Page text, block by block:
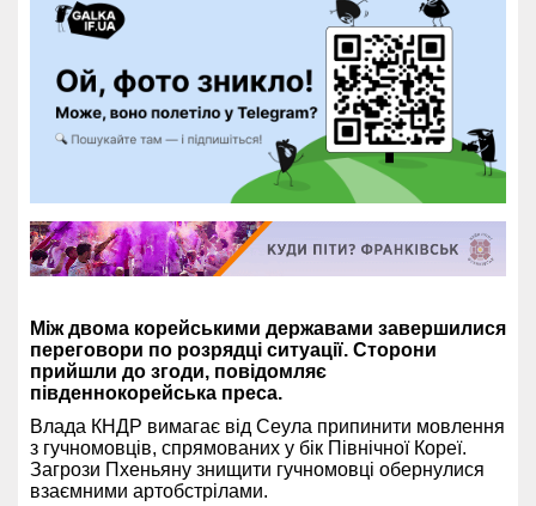
Між двома корейськими державами завершилися
переговори по розрядці ситуації. Сторони
прийшли до згоди, повідомляє
південнокорейська преса.
Влада КНДР вимагає від Сеула припинити мовлення
з гучномовців, спрямованих у бік Північної Кореї.
Загрози Пхеньяну знищити гучномовці обернулися
взаємними артобстрілами.